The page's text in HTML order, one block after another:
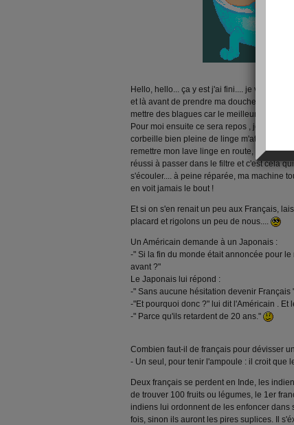
Hello, hello... ça y est j'ai fini.... je viens de
et là avant de prendre ma douche, je viens
mettre des blagues car le meilleur remède
Pour moi ensuite ce sera repos , je me
corbeille bien pleine de linge m'attends
remettre mon lave linge en route, figurez
réussi à passer dans le filtre et c'est cela
s'écouler.... à peine réparée, ma machine
en voit jamais le bout !
Et si on s'en renait un peu aux Français,
placard et rigolons un peu de nous....
Un Américain demande à un Japonais :
-" Si la fin du monde était annoncée pour
avant ?"
Le Japonais lui répond :
-" Sans aucune hésitation devenir Français
-"Et pourquoi donc ?" lui dit l'Américain . Et
-" Parce qu'ils retardent de 20 ans."
Combien faut-il de français pour dévisser
- Un seul, pour tenir l'ampoule : il croit que
Deux français se perdent en Inde, les
de trouver 100 fruits ou légumes, le 1er
indiens lui ordonnent de les enfoncer dans
fois, sinon ils auront les pires suplices. Il